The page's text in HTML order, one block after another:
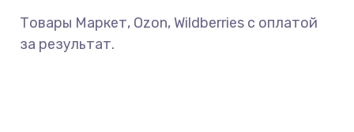
Товары Маркет, Ozon, Wildberries с оплатой
за результат.